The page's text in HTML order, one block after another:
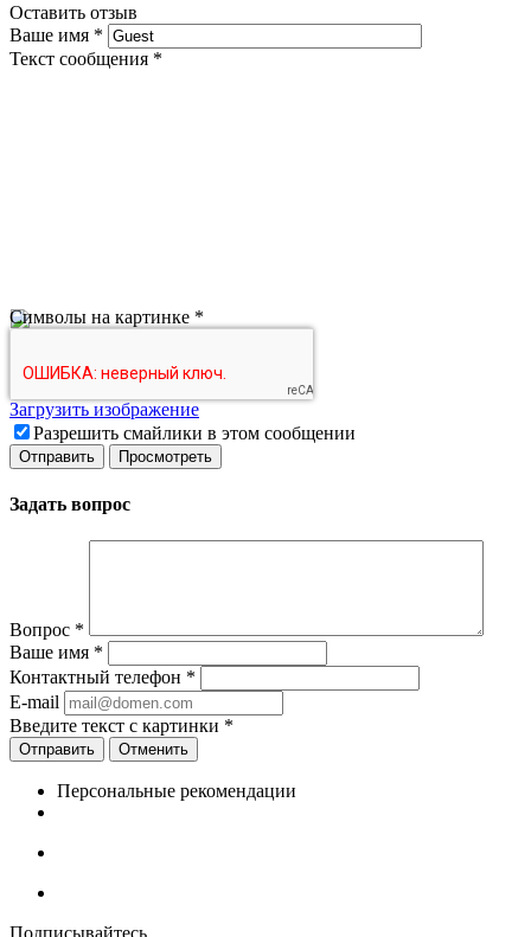
Оставить отзыв
Ваше имя *
Текст сообщения *
Символы на картинке *
Загрузить изображение
Разрешить смайлики в этом сообщении
Задать вопрос
Вопрос *
Ваше имя *
Контактный телефон *
E-mail
Введите текст с картинки *
Отменить
Персональные рекомендации